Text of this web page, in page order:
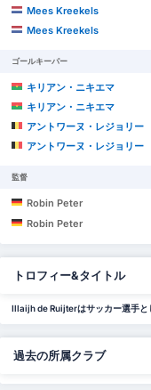
Mees Kreekels
Mees Kreekels
ゴールキーパー
キリアン・ニキエマ
キリアン・ニキエマ
アントワーヌ・レジョリー
アントワーヌ・レジョリー
監督
Robin Peter
Robin Peter
トロフィー&タイトル
Illaijh de Ruijterはサッカー選手と
過去の所属クラブ